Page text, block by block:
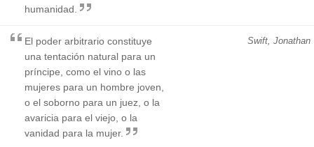
humanidad.
Swift, Jonathan
El poder arbitrario constituye
una tentación natural para un
príncipe, como el vino o las
mujeres para un hombre joven,
o el soborno para un juez, o la
avaricia para el viejo, o la
vanidad para la mujer.